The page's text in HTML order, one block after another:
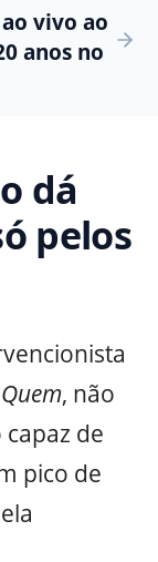
vivo ao
anos no
dá
pelos
Quem, não
de
pico de